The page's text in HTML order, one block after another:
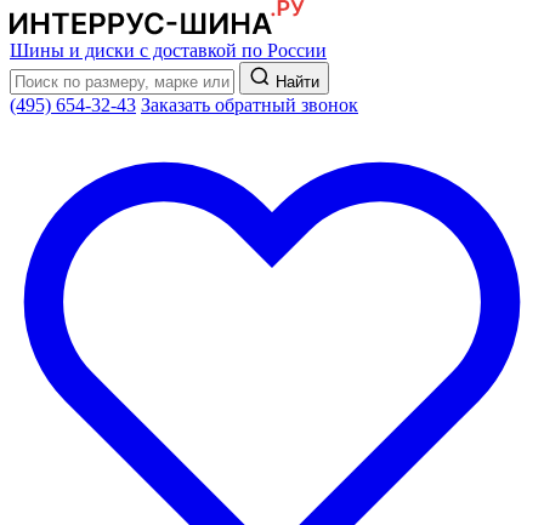
Шины и диски с доставкой по России
Найти
(495) 654-32-43 Заказать обратный звонок